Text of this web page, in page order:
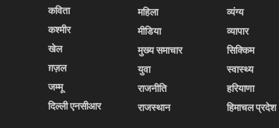
कविता
कश्मीर
खेल
ग़ज़ल
जम्मू
दिल्ली एनसीआर
महिला
मीडिया
मुख्य समाचार
युवा
राजनीति
राजस्थान
व्यंग्य
व्यापार
सिक्किम
स्वास्थ्य
हरियाणा
हिमाचल प्रदेश